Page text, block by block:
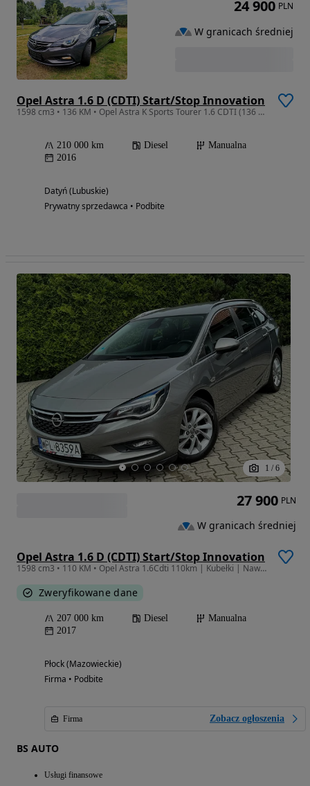
Opel Astra 1.6 D (CDTI) Start/Stop Innovation
1598 cm3 • 136 KM • Opel Astra K Sports Tourer 1.6 CDTI (136 KM) Navi Kamera Intelli Lux
210 000 km Diesel
Manualna
2016
Datyń (Lubuskie)
Prywatny sprzedawca • Podbite
24 900 PLN
W granicach średniej
1 / 6
Opel Astra 1.6 D (CDTI) Start/Stop Innovation
1598 cm3 • 110 KM • Opel Astra 1.6Cdti 110km | Kubełki | Nawigacja | Chrom 17″ | Zarej
Zweryfikowane dane
207 000 km Diesel
Manualna
2017
Płock (Mazowieckie)
Firma • Podbite
Firma Zobacz ogłoszenia
BS AUTO
Usługi finansowe
27 900 PLN
W granicach średniej